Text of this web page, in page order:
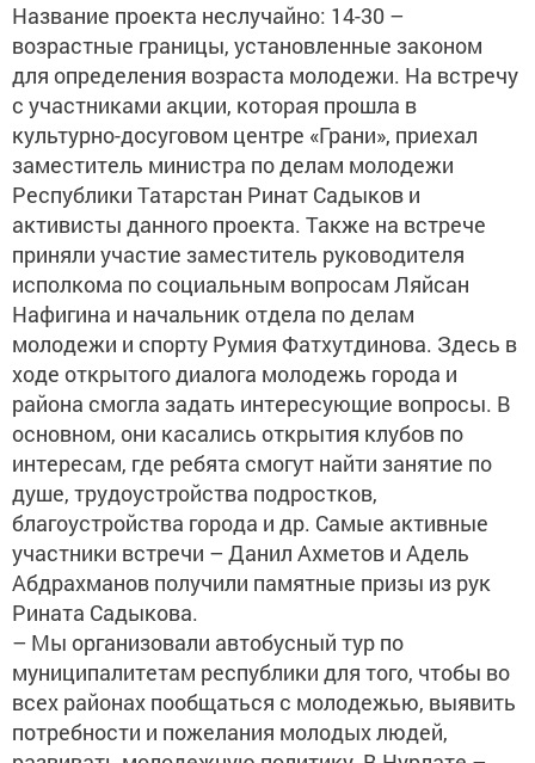
Название проекта неслучайно: 14-30 –
возрастные границы, установленные законом
для определения возраста молодежи. На встречу
с участниками акции, которая прошла в
культурно-досуговом центре «Грани», приехал
заместитель министра по делам молодежи
Республики Татарстан Ринат Садыков и
активисты данного проекта. Также на встрече
приняли участие заместитель руководителя
исполкома по социальным вопросам Ляйсан
Нафигина и начальник отдела по делам
молодежи и спорту Румия Фатхутдинова. Здесь в
ходе открытого диалога молодежь города и
района смогла задать интересующие вопросы. В
основном, они касались открытия клубов по
интересам, где ребята смогут найти занятие по
душе, трудоустройства подростков,
благоустройства города и др. Самые активные
участники встречи – Данил Ахметов и Адель
Абдрахманов получили памятные призы из рук
Рината Садыкова.
– Мы организовали автобусный тур по
муниципалитетам республики для того, чтобы во
всех районах пообщаться с молодежью, выявить
потребности и пожелания молодых людей,